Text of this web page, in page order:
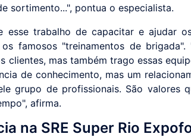
sortimento...", pontua o especialista.
esse trabalho de capacitar e ajudar
famosos "treinamentos de
clientes, mas também trago essas
de conhecimento, mas um
grupo de profissionais. São valores
afirma.
na SRE Super Rio